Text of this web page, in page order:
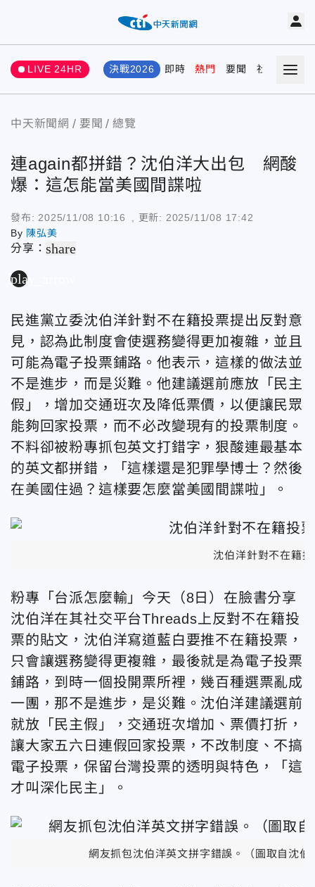
LIVE 24HR 決戰2026 即時 熱門 要聞 社會 娛樂
中天新聞網 要聞 總覽
連again都拼錯？沈伯洋大出包 網酸
爆：這怎能當美國間諜啦
發布: 2025/11/08 10:16 , 更新: 2025/11/08 17:42
By 陳弘美
分享：share
play_arrow
民進黨立委沈伯洋針對不在籍投票提出反對意
見，認為此制度會使選務變得更加複雜，並且
可能為電子投票鋪路。他表示，這樣的做法並
不是進步，而是災難。他建議選前應放「民主
假」，增加交通班次及降低票價，以便讓民眾
能夠回家投票，而不必改變現有的投票制度。
不料卻被粉專抓包英文打錯字，狠酸連最基本
的英文都拼錯，「這樣還是犯罪學博士？然後
在美國住過？這樣要怎麼當美國間諜啦」。
沈伯洋針對不在籍
粉專 「 台派怎麼輸 」今天（8日）在臉書分享
沈伯洋在其社交平台Threads上反對不在籍投
票的貼文，沈伯洋寫道藍白要推不在籍投票，
只會讓選務變得更複雜，最後就是為電子投票
鋪路，到時一個投開票所裡，幾百種選票亂成
一團，那不是進步，是災難。沈伯洋建議選前
就放「民主假」，交通班次增加、票價打折，
讓大家五六日連假回家投票，不改制度、不搞
電子投票，保留台灣投票的透明與特色，「這
才叫深化民主」。
網友抓包沈伯洋英文拼字錯誤。（圖取自沈伯